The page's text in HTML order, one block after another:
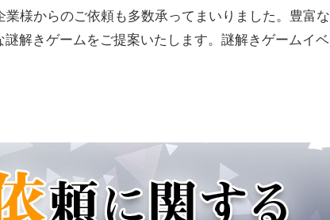
様からのご依頼も多数承ってまいりました。豊富な
解きゲームをご提案いたします。謎解きゲームイベ